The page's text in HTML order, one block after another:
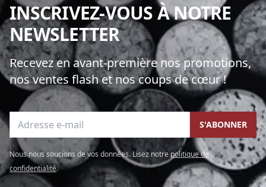
INSCRIVEZ-VOUS À NOTRE
NEWSLETTER
Recevez en avant-première nos promotions,
nos ventes flash et nos coups de cœur !
Adresse e-mail S'ABONNER
Nous nous soucions de vos données. Lisez notre politique de
confidentialité.